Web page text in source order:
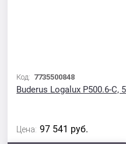
Код: 7735500848
Buderus Logalux P500.6-C,
Цена: 97 541 руб.